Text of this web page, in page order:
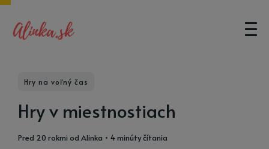
Hry na voľný čas
Hry v miestnostiach
pred 20 rokmi od Alinka • 4 minúty čítania